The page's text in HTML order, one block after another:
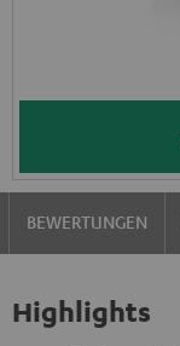
BEWERTUNGEN
Highlights